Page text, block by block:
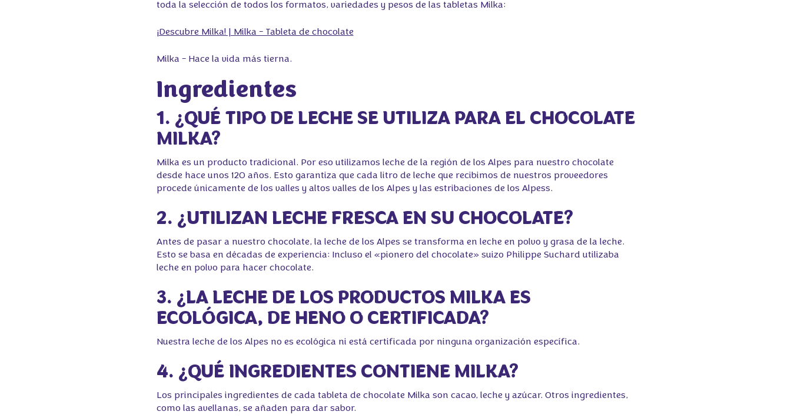
toda la selección de todos los formatos, variedades y pesos de las tabletas Milka:
¡Descubre Milka! | Milka - Tableta de chocolate
Milka - Hace la vida más tierna.
Ingredientes
1. ¿QUÉ TIPO DE LECHE SE UTILIZA PARA EL CHOCOLATE
MILKA?
Milka es un producto tradicional. Por eso utilizamos leche de la región de los Alpes para nuestro chocolate
desde hace unos 120 años. Esto garantiza que cada litro de leche que recibimos de nuestros proveedores
procede únicamente de los valles y altos valles de los Alpes y las estribaciones de los Alpess.
2. ¿UTILIZAN LECHE FRESCA EN SU CHOCOLATE?
Antes de pasar a nuestro chocolate, la leche de los Alpes se transforma en leche en polvo y grasa de la leche.
Esto se basa en décadas de experiencia: Incluso el «pionero del chocolate» suizo Philippe Suchard utilizaba
leche en polvo para hacer chocolate.
3. ¿LA LECHE DE LOS PRODUCTOS MILKA ES
ECOLÓGICA, DE HENO O CERTIFICADA?
Nuestra leche de los Alpes no es ecológica ni está certificada por ninguna organización específica.
4. ¿QUÉ INGREDIENTES CONTIENE MILKA?
Los principales ingredientes de cada tableta de chocolate Milka son cacao, leche y azúcar. Otros ingredientes,
como las avellanas, se añaden para dar sabor.